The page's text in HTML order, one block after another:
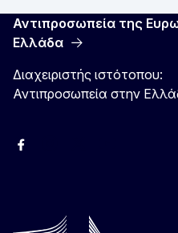
Αντιπροσωπεία της
Ελλάδα
Διαχειριστής ιστότοπου:
Αντιπροσωπεία στην
Facebook